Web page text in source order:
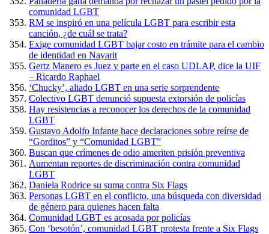
comunidad LGBT
RM se inspiró en una película LGBT para escribir esta
canción, ¿de cuál se trata?
Exige comunidad LGBT bajar costo en trámite para el cambio
de identidad en Nayarit
Gertz Manero es Juez y parte en el caso UDLAP, dice la UIF
– Ricardo Raphael
‘Chucky’, aliado LGBT en una serie sorprendente
Colectivo LGBT denunció supuesta extorsión de policías
Hay resistencias a reconocer los derechos de la comunidad
LGBT
Gustavo Adolfo Infante hace declaraciones sobre reírse de
“Gorditos” y “Comunidad LGBT”
Buscan que crímenes de odio ameriten prisión preventiva
Aumentan reportes de discriminación contra comunidad
LGBT
Daniela Rodrice su suma contra Six Flags
Personas LGBT en el conflicto, una búsqueda con diversidad
de género para quienes hacen falta
Comunidad LGBT es acosada por policías
Con ‘besotón’, comunidad LGBT protesta frente a Six Flags